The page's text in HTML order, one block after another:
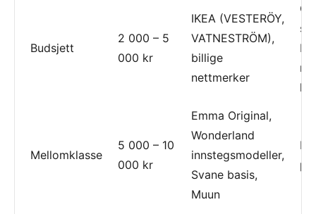
Budsjett
2 000 – 5
000 kr
IKEA (VESTERÖY,
VATNESTRÖM),
billige
nettmerker
Mellomklasse
5 000 – 10
000 kr
Emma Original,
Wonderland
innstegsmodeller,
Svane basis,
Muun